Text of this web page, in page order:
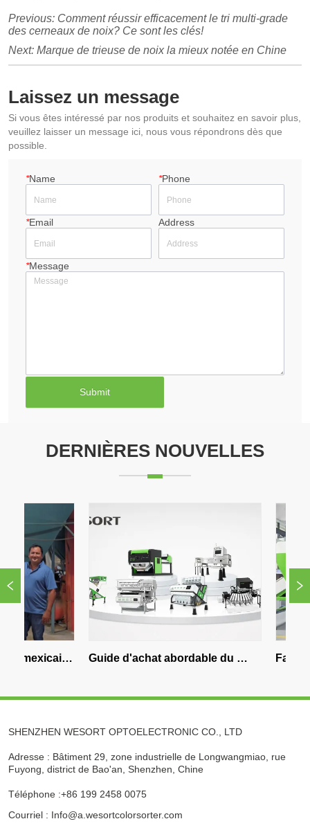
Previous: Comment réussir efficacement le tri multi-grade
des cerneaux de noix? Ce sont les clés!
Next:Marque de trieuse de noix la mieux notée en Chine
Laissez un message
Si vous êtes intéressé par nos produits et souhaitez en savoir plus,
veuillez laisser un message ici, nous vous répondrons dès que
possible.
*Name *Phone
*Email Address
*Message
Submit
DERNIÈRES NOUVELLES
Guide d'achat abordable du
acheteurs
Fabricant
SHENZHEN WESORT OPTOELECTRONIC CO., LTD
Adresse : Bâtiment 29, zone industrielle de Longwangmiao, rue
Fuyong, district de Bao'an, Shenzhen, Chine
Téléphone :+86 199 2458 0075
Courriel : Info@a.wesortcolorsorter.com